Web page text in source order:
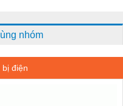
nhóm
bị điện